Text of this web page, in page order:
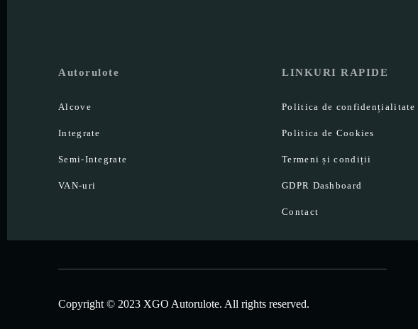
Autorulote
Alcove
Integrate
Semi-Integrate
VAN-uri
LINKURI RAPIDE
Politica de confidențialitate
Politica de Cookies
Termeni și condiții
GDPR Dashboard
Contact
Copyright © 2023 XGO Autorulote. All rights reserved.